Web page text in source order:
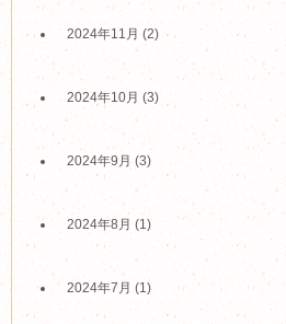
2024年11月 (2)
2024年10月 (3)
2024年9月 (3)
2024年8月 (1)
2024年7月 (1)